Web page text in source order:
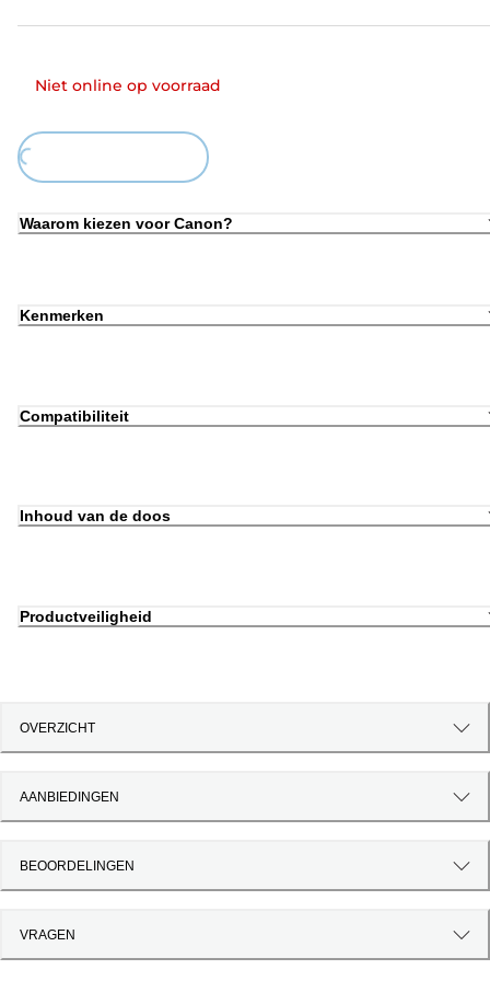
Niet online op voorraad
Waarom kiezen voor Canon?
Kenmerken
Compatibiliteit
Inhoud van de doos
Productveiligheid
OVERZICHT
AANBIEDINGEN
BEOORDELINGEN
VRAGEN